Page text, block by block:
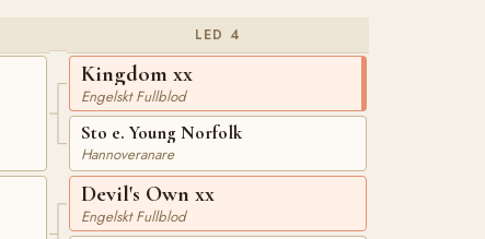
LED 4
Kingdom xx
Engelskt Fullblod
Sto e. Young Norfolk
Hannoveranare
Devil's Own xx
Engelskt Fullblod